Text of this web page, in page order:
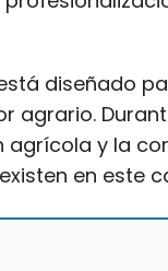
diseñado
agrario.
y la
en este